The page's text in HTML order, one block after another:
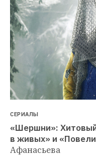
СЕРИАЛЫ
«Шершни»: Хитовый
в живых» и
Афанасьева